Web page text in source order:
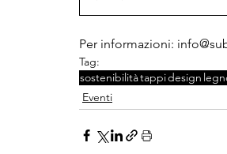
Per informazioni:
Tag:
sostenibilitàtappidesign
Eventi